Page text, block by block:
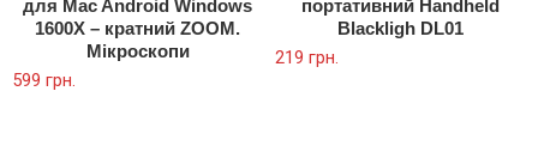
для Mac Android Windows
1600X – кратний ZOOM.
Мікроскопи
599 грн.
портативний Handheld
Blackligh DL01
219 грн.